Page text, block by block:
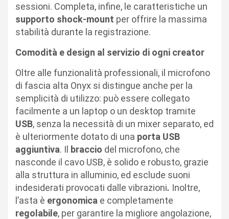
sessioni. Completa, infine, le caratteristiche un
supporto shock-mount per offrire la massima
stabilità durante la registrazione.
Comodità e design al servizio di ogni creator
Oltre alle funzionalità professionali, il microfono
di fascia alta Onyx si distingue anche per la
semplicità di utilizzo: può essere collegato
facilmente a un laptop o un desktop tramite
USB, senza la necessità di un mixer separato, ed
è ulteriormente dotato di una porta USB
aggiuntiva. Il braccio del microfono, che
nasconde il cavo USB, è solido e robusto, grazie
alla struttura in alluminio, ed esclude suoni
indesiderati provocati dalle vibrazioni. Inoltre,
l’asta è ergonomica e completamente
regolabile, per garantire la migliore angolazione,